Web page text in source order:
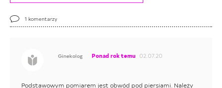
1 komentarzy
Ginekolog Ponad rok temu 02.07.20
Podstawowym pomiarem jest obwód pod piersiami. Należy